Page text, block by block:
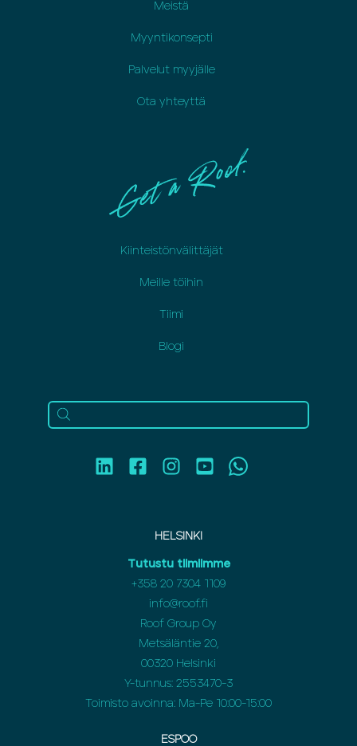
Meistä
Myyntikonsepti
Palvelut myyjälle
Ota yhteyttä
Kiinteistönvälittäjät
Meille töihin
Tiimi
Blogi
HELSINKI
Tutustu tiimiimme
+358 20 7304 1109
info@roof.fi
Roof Group Oy
Metsäläntie 20,
00320 Helsinki
Y-tunnus: 2553470-3
Toimisto avoinna: Ma-Pe 10:00-15:00
ESPOO